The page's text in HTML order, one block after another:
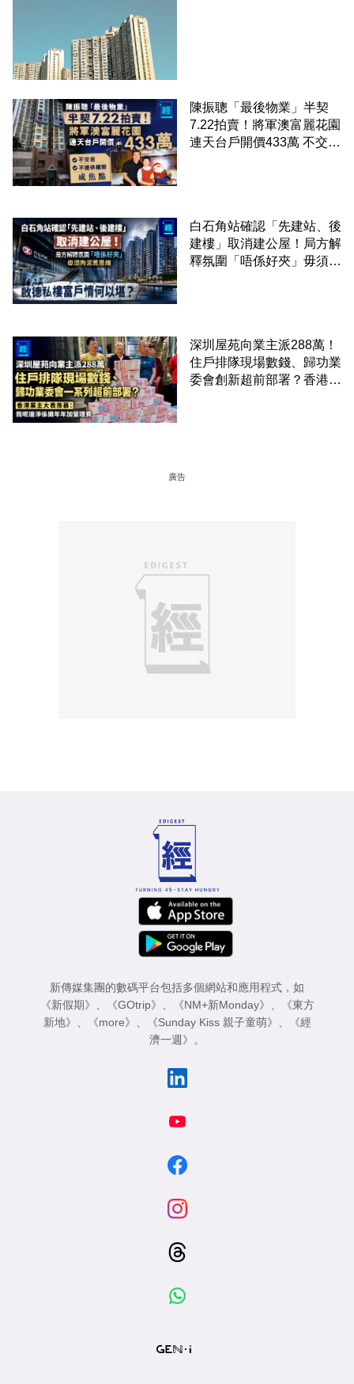
陳振聰「最後物業」半契
7.22拍賣！將軍澳富麗花園
連天台戶開價433萬 不交
白石角站確認「先建站、後
建樓」取消建公屋！局方解
釋氛圍「唔係好夾」毋須拘
深圳屋苑向業主派288萬！
住戶排隊現場數錢、歸功業
委會創新超前部署？香港業
廣告
新傳媒集團的數碼平台包括多個網站和應用程式，如
《新假期》
《GOtrip》 《NM+新Monday》
《東方
新地》
《more》 《Sunday Kiss 親子童萌》
《經
濟一週》
。